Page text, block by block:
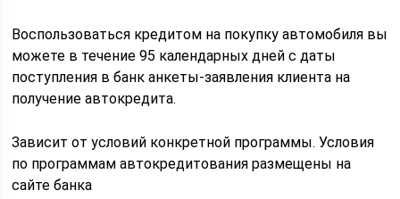
Воспользоваться кредитом на покупку автомобиля вы
можете в течение 95 календарных дней с даты
поступления в банк анкеты-заявления клиента на
получение автокредита.
Зависит от условий конкретной программы. Условия
по программам автокредитования размещены на
сайте банка